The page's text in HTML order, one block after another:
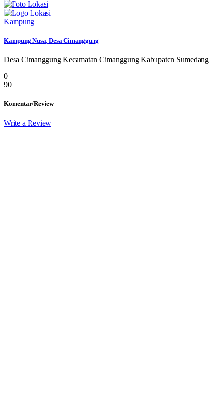
Kampung
Kampung Nusa, Desa Cimanggung
Desa Cimanggung Kecamatan Cimanggung Kabupaten Sumedang
0
90
Komentar/Review
Write a Review